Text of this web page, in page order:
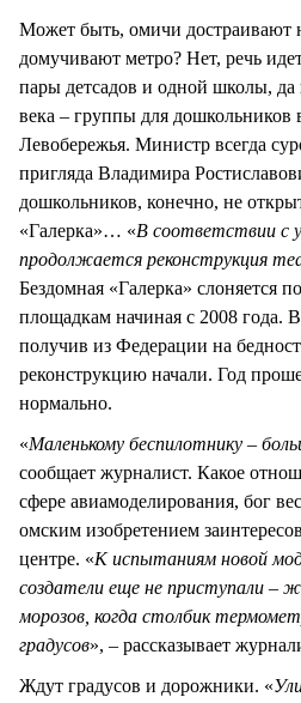
Может быть, омичи достраивают
домучивают метро? Нет, речь
пары детсадов и одной школы,
века – группы для дошкольников
Левобережья. Министр всегда
пригляда Владимира
дошкольников, конечно, не
«Галерка»… «В соответствии с
продолжается реконструкция
Бездомная «Галерка» слоняется
площадкам начиная с 2008 года.
получив из Федерации на
реконструкцию начали. Год
нормально.
«Маленькому беспилотнику –
сообщает журналист. Какое
сфере авиамоделирования, бог
омским изобретением
центре. «К испытаниям новой
создатели еще не приступали –
морозов, когда столбик
градусов», – рассказывает
Ждут градусов и дорожники. «